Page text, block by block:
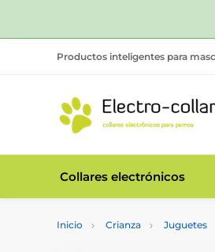
Productos inteligentes para
Collares electrónicos
Inicio Crianza Juguetes